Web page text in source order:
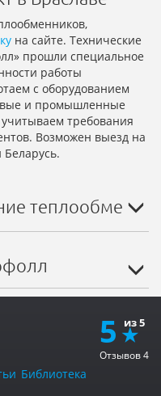
на сайте. Технические
прошли специальное
работы
с оборудованием
и промышленные
требования
Возможен выезд на
5
Отзывов4
Библиотека